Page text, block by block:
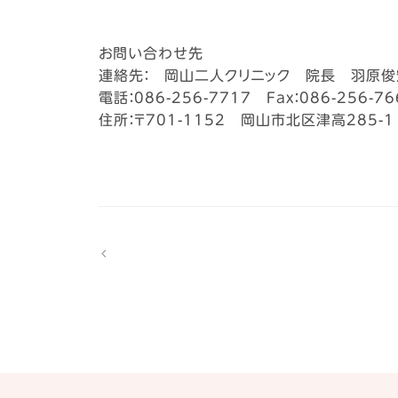
お問い合わせ先
連絡先： 岡山二人クリニック 院長 羽原俊
電話：086-256-7717 Fax：086-256-
住所：〒701-1152 岡山市北区津高285-1